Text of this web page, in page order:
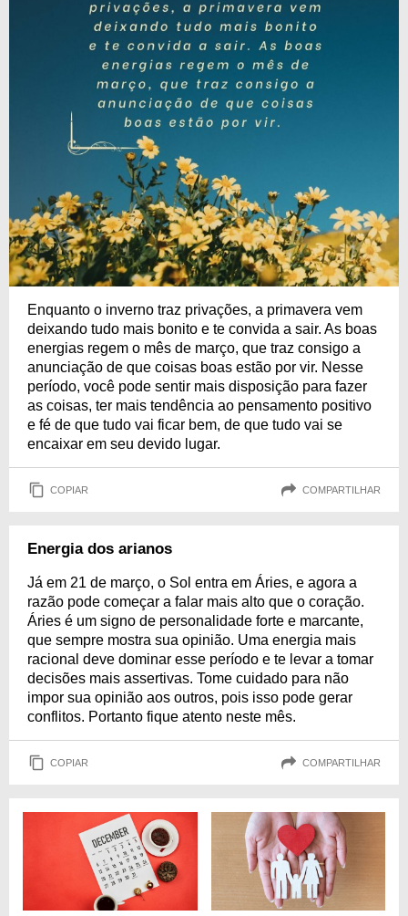
Enquanto o inverno traz privações, a primavera vem
deixando tudo mais bonito e te convida a sair. As boas
energias regem o mês de março, que traz consigo a
anunciação de que coisas boas estão por vir. Nesse
período, você pode sentir mais disposição para fazer
as coisas, ter mais tendência ao pensamento positivo
e fé de que tudo vai ficar bem, de que tudo vai se
encaixar em seu devido lugar.
COPIAR COMPARTILHAR
Energia dos arianos
Já em 21 de março, o Sol entra em Áries, e agora a
razão pode começar a falar mais alto que o coração.
Áries é um signo de personalidade forte e marcante,
que sempre mostra sua opinião. Uma energia mais
racional deve dominar esse período e te levar a tomar
decisões mais assertivas. Tome cuidado para não
impor sua opinião aos outros, pois isso pode gerar
conflitos. Portanto fique atento neste mês.
COPIAR COMPARTILHAR